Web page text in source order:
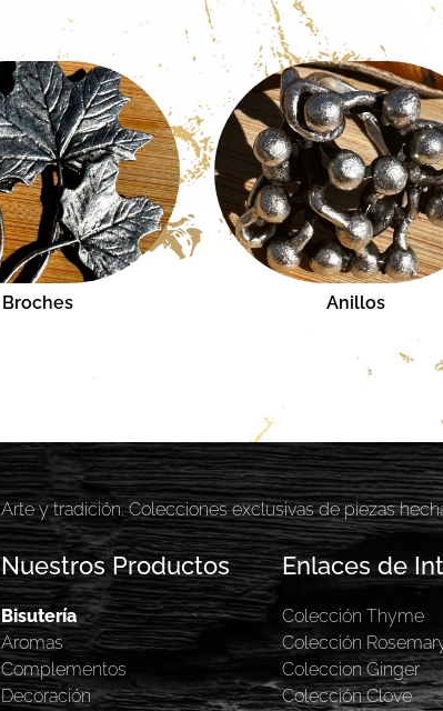
Broches Anillos
Arte y tradición. Colecciones exclusivas de piezas
Nuestros Productos
Bisutería
Aromas
Complementos
Decoración
Enlaces de
Colección Thyme
Colección
Coleccion Ginger
Colección Clove